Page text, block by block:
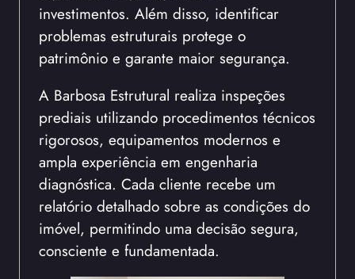
investimentos. Além disso, identificar
problemas estruturais protege o
patrimônio e garante maior segurança.
A Barbosa Estrutural realiza inspeções
prediais utilizando procedimentos técnicos
rigorosos, equipamentos modernos e
ampla experiência em engenharia
diagnóstica. Cada cliente recebe um
relatório detalhado sobre as condições do
imóvel, permitindo uma decisão segura,
consciente e fundamentada.